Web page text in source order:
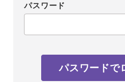
パスワード
パスワードで